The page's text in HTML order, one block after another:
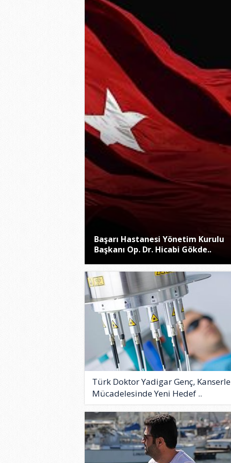
Başarı Hastanesi Yönetim Kurulu
Başkanı Op. Dr. Hicabi Gökde..
Türk Doktor Yadigar Genç, Kanserle
Mücadelesinde Yeni Hedef ..